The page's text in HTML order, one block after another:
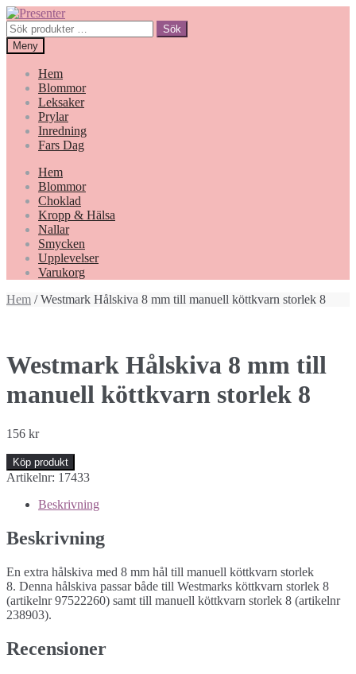
Hoppa
till
navigering
Gå
till
innehåll
Sök
efter:
Sök
Meny
Hem
Blommor
Leksaker
Prylar
Inredning
Fars Dag
Hem
Blommor
Choklad
Kropp & Hälsa
Nallar
Smycken
Upplevelser
Varukorg
Hem / Westmark Hålskiva 8 mm till manuell köttkvarn storlek 8
Westmark Hålskiva 8 mm till
manuell köttkvarn storlek 8
156 kr
Köp produkt
Artikelnr: 17433
Beskrivning
Beskrivning
En extra hålskiva med 8 mm hål till manuell köttkvarn storlek
8. Denna hålskiva passar både till Westmarks köttkvarn storlek 8
(artikelnr 97522260) samt till manuell köttkvarn storlek 8 (artikelnr
238903).
Recensioner